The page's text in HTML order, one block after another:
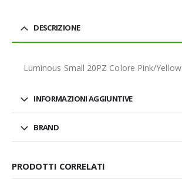
DESCRIZIONE
Luminous Small 20PZ Colore Pink/Yellow
INFORMAZIONI AGGIUNTIVE
BRAND
PRODOTTI CORRELATI